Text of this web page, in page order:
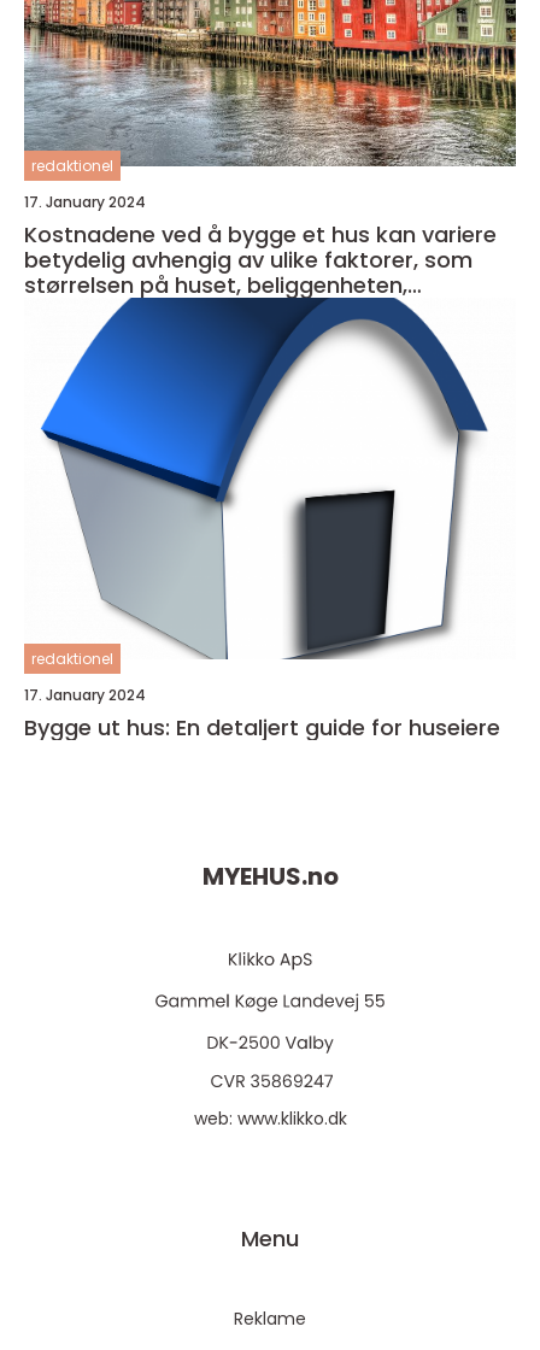
redaktionel
17. January 2024
Kostnadene ved å bygge et hus kan variere
betydelig avhengig av ulike faktorer, som
størrelsen på huset, beliggenheten,
materialkvaliteten og entreprenørens priser
redaktionel
17. January 2024
Bygge ut hus: En detaljert guide for huseiere
MYEHUS.no
web: www.klikko.dk
Menu
Reklame